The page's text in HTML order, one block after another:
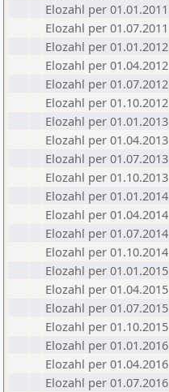
Elozahl per 01.01.2011
Elozahl per 01.07.2011
Elozahl per 01.01.2012
Elozahl per 01.04.2012
Elozahl per 01.07.2012
Elozahl per 01.10.2012
Elozahl per 01.01.2013
Elozahl per 01.04.2013
Elozahl per 01.07.2013
Elozahl per 01.10.2013
Elozahl per 01.01.2014
Elozahl per 01.04.2014
Elozahl per 01.07.2014
Elozahl per 01.10.2014
Elozahl per 01.01.2015
Elozahl per 01.04.2015
Elozahl per 01.07.2015
Elozahl per 01.10.2015
Elozahl per 01.01.2016
Elozahl per 01.04.2016
Elozahl per 01.07.2016